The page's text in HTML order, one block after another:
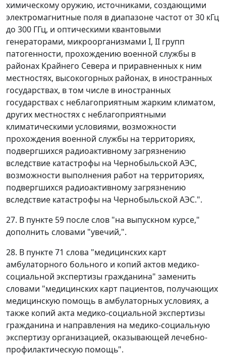
химическому оружию, источниками, создающими
электромагнитные поля в диапазоне частот от 30 кГц
до 300 ГГц, и оптическими квантовыми
генераторами, микроорганизмами I, II групп
патогенности, прохождению военной службы в
районах Крайнего Севера и приравненных к ним
местностях, высокогорных районах, в иностранных
государствах, в том числе в иностранных
государствах с неблагоприятным жарким климатом,
других местностях с неблагоприятными
климатическими условиями, возможности
прохождения военной службы на территориях,
подвергшихся радиоактивному загрязнению
вследствие катастрофы на Чернобыльской АЭС,
возможности выполнения работ на территориях,
подвергшихся радиоактивному загрязнению
вследствие катастрофы на Чернобыльской АЭС.".
27. В пункте 59 после слов "на выпускном курсе,"
дополнить словами "увечий,".
28. В пункте 71 слова "медицинских карт
амбулаторного больного и копий актов медико-
социальной экспертизы гражданина" заменить
словами "медицинских карт пациентов, получающих
медицинскую помощь в амбулаторных условиях, а
также копий акта медико-социальной экспертизы
гражданина и направления на медико-социальную
экспертизу организацией, оказывающей лечебно-
профилактическую помощь".